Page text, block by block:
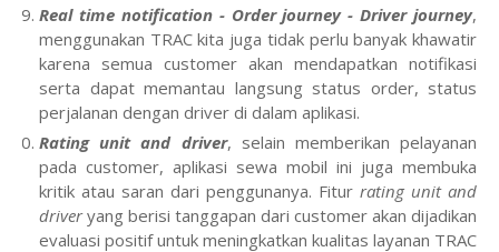
Real time notification - Order journey - Driver journey,
menggunakan TRAC kita juga tidak perlu banyak khawatir
karena semua customer akan mendapatkan notifikasi
serta dapat memantau langsung status order, status
perjalanan dengan driver di dalam aplikasi.
Rating unit and driver, selain memberikan pelayanan
pada customer, aplikasi sewa mobil ini juga membuka
kritik atau saran dari penggunanya. Fitur rating unit and
driveryang berisi tanggapan dari customer akan dijadikan
evaluasi positif untuk meningkatkan kualitas layanan TRAC